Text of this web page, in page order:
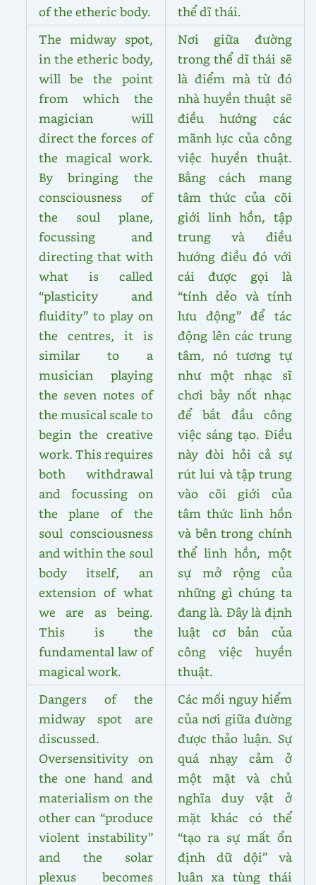
of the etheric body.
thể dĩ thái.
The midway spot,
in the etheric body,
will be the point
from which the
magician will
direct the forces of
the magical work.
By bringing the
consciousness of
the soul plane,
focussing and
directing that with
what is called
“plasticity and
fluidity” to play on
the centres, it is
similar to a
musician playing
the seven notes of
the musical scale to
begin the creative
work. This requires
both withdrawal
and focussing on
the plane of the
soul consciousness
and within the soul
body itself, an
extension of what
we are as being.
This is the
fundamental law of
magical work.
Nơi giữa đường
trong thể dĩ thái sẽ
là điểm mà từ đó
nhà huyền thuật sẽ
điều hướng các
mãnh lực của công
việc huyền thuật.
Bằng cách mang
tâm thức của cõi
giới linh hồn, tập
trung và điều
hướng điều đó với
cái được gọi là
“tính dẻo và tính
lưu động” để tác
động lên các trung
tâm, nó tương tự
như một nhạc sĩ
chơi bảy nốt nhạc
để bắt đầu công
việc sáng tạo. Điều
này đòi hỏi cả sự
rút lui và tập trung
vào cõi giới của
tâm thức linh hồn
và bên trong chính
thể linh hồn, một
sự mở rộng của
những gì chúng ta
đang là. Đây là định
luật cơ bản của
công việc huyền
thuật.
Dangers of the
midway spot are
discussed.
Oversensitivity on
the one hand and
materialism on the
other can “produce
violent instability”
and the solar
plexus becomes
Các mối nguy hiểm
của nơi giữa đường
được thảo luận. Sự
quá nhạy cảm ở
một mặt và chủ
nghĩa duy vật ở
mặt khác có thể
“tạo ra sự mất ổn
định dữ dội” và
luân xa tùng thái